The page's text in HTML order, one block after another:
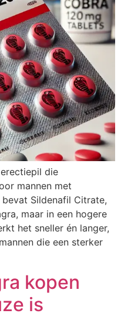
die
mannen met
Sildenafil Citrate,
maar in een hogere
het sneller én langer,
die een sterker
kopen
is